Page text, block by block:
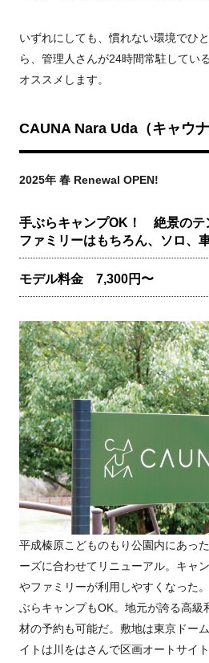
いずれにしても、慣れない環境でひ
ら、管理人さんが24時間常駐してい
オススメします。
CAUNA Nara Uda（キャウナ
2025年 春 Renewal OPEN!
手ぶらキャンプOK！ 絶景のテ
ファミリーはもちろん、ソロ、
モデル料金 7,300円〜
平成榛原こどものもり公園内にあっ
ーズに合わせてリニューアル。キャ
やファミリーが利用しやすくなった
ぶらキャンプもOK。地元が誇る高級
材の予約も可能だ。敷地は東京ドー
イトは川をはさんで区画オートサイ